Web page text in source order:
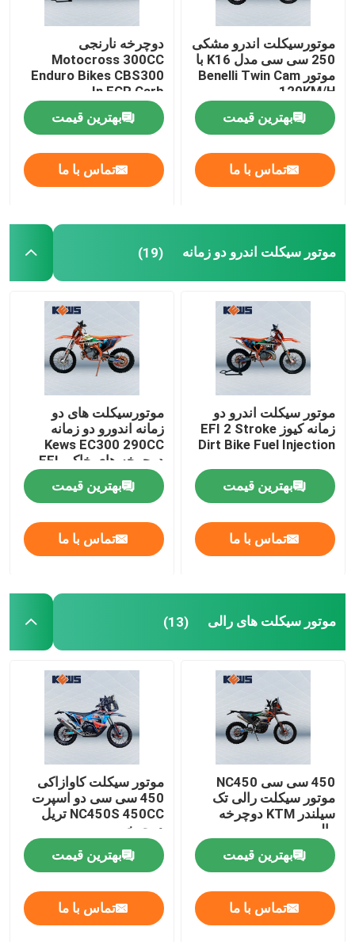
موتورسیکلت اندرو مشکی
250 سی سی مدل K16 با
موتور Benelli Twin Cam
120KM/H
بهترین قیمت
تماس با ما
دوچرخه نارنجی
Motocross 300CC
Enduro Bikes CBS300
In FCR Carb
بهترین قیمت
تماس با ما
موتور سیکلت اندرو دو زمانه (19)
موتور سیکلت اندرو دو
زمانه کیوز EFI 2 Stroke
Dirt Bike Fuel Injection
بهترین قیمت
تماس با ما
موتورسیکلت های دو
زمانه اندورو دو زمانه
Kews EC300 290CC
دوچرخه های خاکی EFI
تزریق سوخت
بهترین قیمت
تماس با ما
موتور سیکلت های رالی (13)
450 سی سی NC450
موتور سیکلت رالی تک
سیلندر KTM دوچرخه
رالی
بهترین قیمت
تماس با ما
موتور سیکلت کاوازاکی
450 سی سی دو اسپرت
NC450S 450CC تریل
دوچرخه
بهترین قیمت
تماس با ما